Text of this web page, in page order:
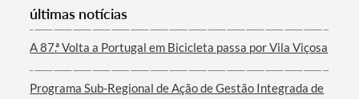
Termo de Pesquisa
últimas notícias
A 87.ª Volta a Portugal em Bicicleta passa por Vila Viçosa
Programa Sub-Regional de Ação de Gestão Integrada de